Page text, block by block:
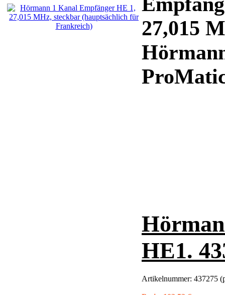
27,015
HE1.
Artikelnummer: 437275